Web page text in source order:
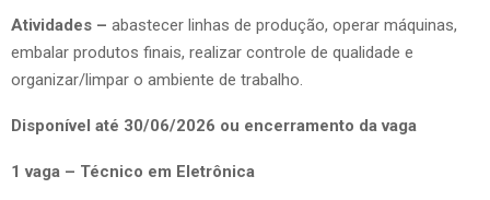
Atividades – abastecer linhas de produção, operar máquinas,
embalar produtos finais, realizar controle de qualidade e
organizar/limpar o ambiente de trabalho.
Disponível até 30/06/2026 ou encerramento da vaga
1 vaga – Técnico em Eletrônica